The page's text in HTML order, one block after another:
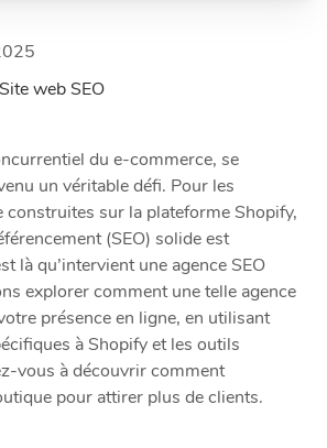
Site web SEO
du e-commerce, se
un véritable défi. Pour les
construites sur la plateforme Shopify,
(SEO) solide est
là qu’intervient une agence SEO
explorer comment une telle agence
présence en ligne, en utilisant
à Shopify et les outils
vous à découvrir comment
pour attirer plus de clients.